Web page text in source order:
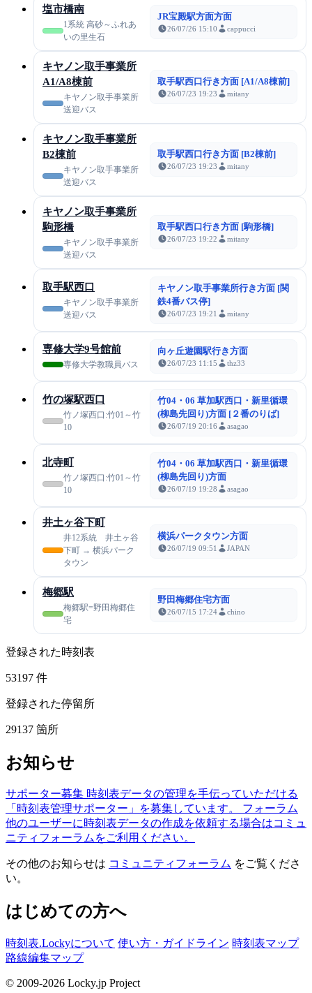
塩市橋南
1系統 高砂～ふれあ
いの里生石
JR宝殿駅方面方面
26/07/26 15:10 cappucci
キヤノン取手事業所
A1/A8棟前
キヤノン取手事業所
送迎バス
取手駅西口行き方面 [A1/A8棟前]
26/07/23 19:23 mitany
キヤノン取手事業所
B2棟前
キヤノン取手事業所
送迎バス
取手駅西口行き方面 [B2棟前]
26/07/23 19:23 mitany
キヤノン取手事業所
駒形橋
キヤノン取手事業所
送迎バス
取手駅西口行き方面 [駒形橋]
26/07/23 19:22 mitany
取手駅西口
キヤノン取手事業所
送迎バス
キヤノン取手事業所行き方面 [関
鉄4番バス停]
26/07/23 19:21 mitany
専修大学9号館前
専修大学教職員バス
向ヶ丘遊園駅行き方面
26/07/23 11:15 thz33
竹の塚駅西口
竹ノ塚西口:竹01～竹
10
竹04・06 草加駅西口・新里循環
(柳島先回り)方面 [２番のりば]
26/07/19 20:16 asagao
北寺町
竹ノ塚西口:竹01～竹
10
竹04・06 草加駅西口・新里循環
(柳島先回り)方面
26/07/19 19:28 asagao
井土ヶ谷下町
井12系統 井土ヶ谷
下町 → 横浜パーク
タウン
横浜パークタウン方面
26/07/19 09:51 JAPAN
梅郷駅
梅郷駅=野田梅郷住
宅
野田梅郷住宅方面
26/07/15 17:24 chino
登録された時刻表
53197 件
登録された停留所
29137 箇所
お知らせ
サポーター募集 時刻表データの管理を手伝っていただける
「時刻表管理サポーター」を募集しています。
フォーラム
他のユーザーに時刻表データの作成を依頼する場合はコミュ
ニティフォーラムをご利用ください。
その他のお知らせは コミュニティフォーラム をご覧くださ
い。
はじめての方へ
時刻表.Lockyについて 使い方・ガイドライン 時刻表マップ
路線編集マップ
© 2009-2026 Locky.jp Project